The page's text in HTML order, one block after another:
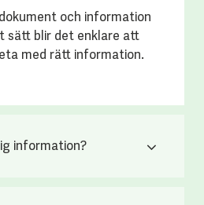
och information
sätt blir det enklare att
med rätt information.
information?